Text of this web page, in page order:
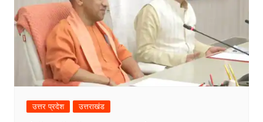
उत्तर प्रदेश उत्तराखंड